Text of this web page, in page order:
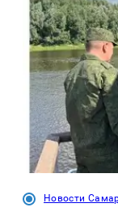
Новости